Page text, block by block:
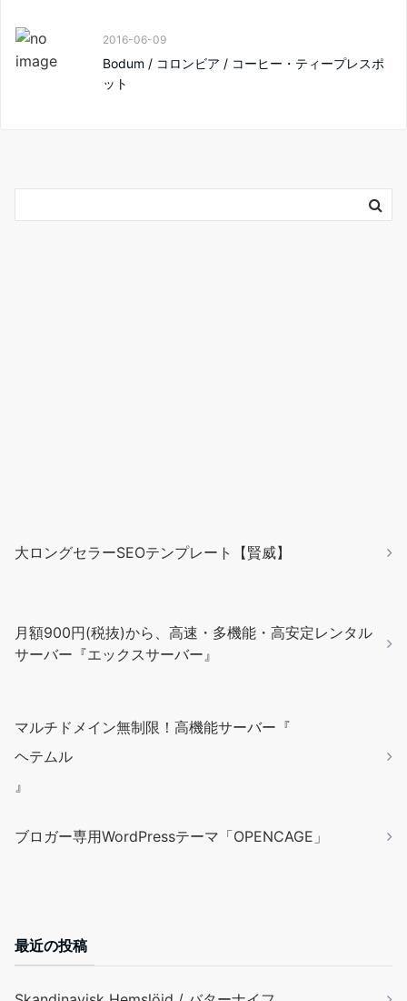
2016-06-09
Bodum / コロンビア / コーヒー・ティープレスポ
ット
大ロングセラーSEOテンプレート【賢威】
月額900円(税抜)から、高速・多機能・高安定レンタル
サーバー『エックスサーバー』
マルチドメイン無制限！高機能サーバー『
ヘテムル
』
ブロガー専用WordPressテーマ「OPENCAGE」
最近の投稿